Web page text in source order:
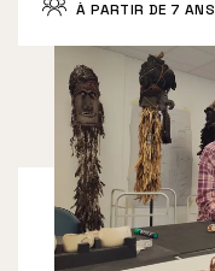
À PARTIR DE 7 ANS